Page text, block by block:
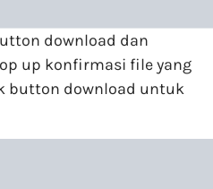
download dan
up konfirmasi file yang
button download untuk